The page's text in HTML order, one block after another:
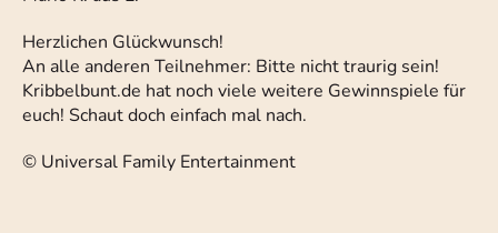
Herzlichen Glückwunsch!
An alle anderen Teilnehmer: Bitte nicht traurig sein!
Kribbelbunt.de hat noch viele weitere Gewinnspiele für
euch! Schaut doch einfach mal nach.
© Universal Family Entertainment